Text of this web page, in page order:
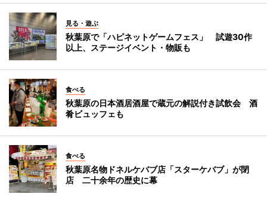
見る・遊ぶ
秋葉原で「ハピネットゲームフェス」 試遊30作
以上、ステージイベント・物販も
食べる
秋葉原の日本酒居酒屋で蔵元の解説付き試飲会 酒
肴ビュッフェも
食べる
秋葉原名物ドネルケバブ店「スターケバブ」が閉
店 二十余年の歴史に幕